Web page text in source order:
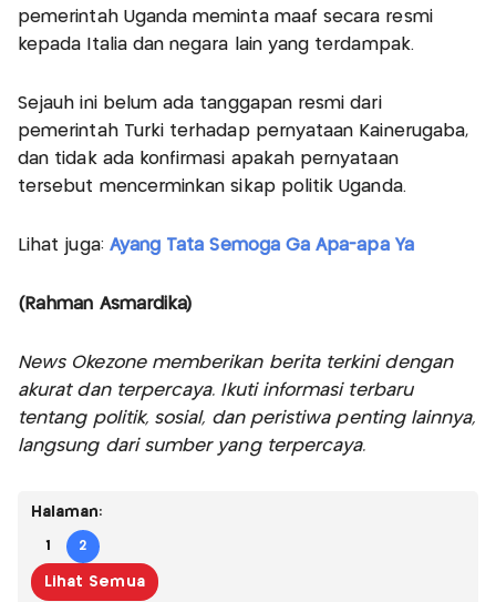
pemerintah Uganda meminta maaf secara resmi
kepada Italia dan negara lain yang terdampak.
Sejauh ini belum ada tanggapan resmi dari
pemerintah Turki terhadap pernyataan Kainerugaba,
dan tidak ada konfirmasi apakah pernyataan
tersebut mencerminkan sikap politik Uganda.
Lihat juga: Ayang Tata Semoga Ga Apa-apa Ya
(Rahman Asmardika)
News Okezone memberikan berita terkini dengan
akurat dan terpercaya. Ikuti informasi terbaru
tentang politik, sosial, dan peristiwa penting lainnya,
langsung dari sumber yang terpercaya.
Halaman:
1 2
Lihat Semua